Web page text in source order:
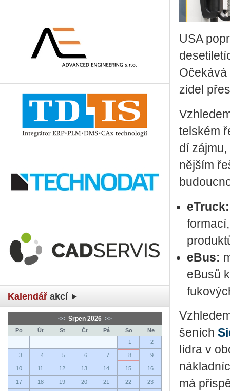
Kalendář akcí
<< Srpen 2026 >>
Po Út St Čt Pá So
Ne
1
2
3 4 5 6 7 8 9
10 11 12 13 14 15 16
17 18 19 20 21 22 23
USA
zi­del
tel­ském
dí
něj­ším
eTruck:
eBus:
eBusů
še­ních
lídra v
má